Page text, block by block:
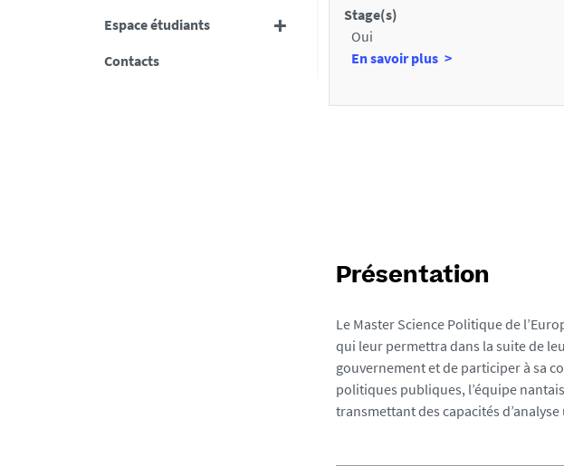
Espace étudiants
Contacts
Stage(s)
Oui
En savoir plusà
S
a
g
e
(
s
Présentation
Le Master Science Politique de
qui leur permettra dans la suite de
gouvernement et de participer à sa
politiques publiques, l’équipe
transmettant des capacités